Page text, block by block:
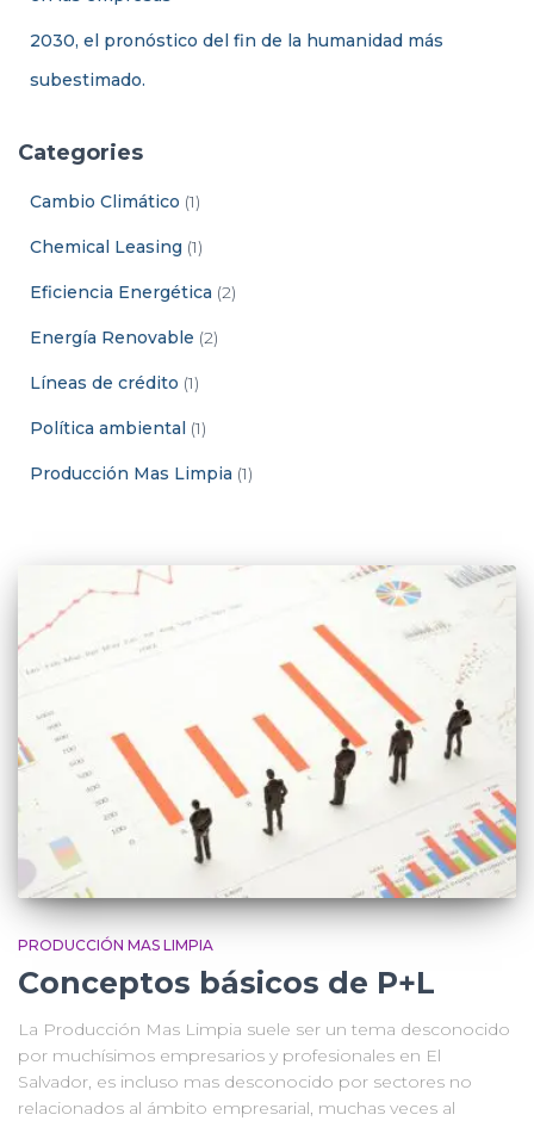
2030, el pronóstico del fin de la humanidad más
subestimado.
Categories
Cambio Climático (1)
Chemical Leasing (1)
Eficiencia Energética (2)
Energía Renovable (2)
Líneas de crédito (1)
Política ambiental (1)
Producción Mas Limpia (1)
PRODUCCIÓN MAS LIMPIA
Conceptos básicos de P+L
La Producción Mas Limpia suele ser un tema desconocido
por muchísimos empresarios y profesionales en El
Salvador, es incluso mas desconocido por sectores no
relacionados al ámbito empresarial, muchas veces al